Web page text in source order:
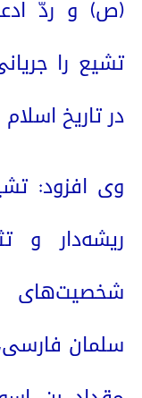
(ص) و ردّ
تشیع را
در تاریخ
وی افزود:
ریشه‌دار و
سلمان